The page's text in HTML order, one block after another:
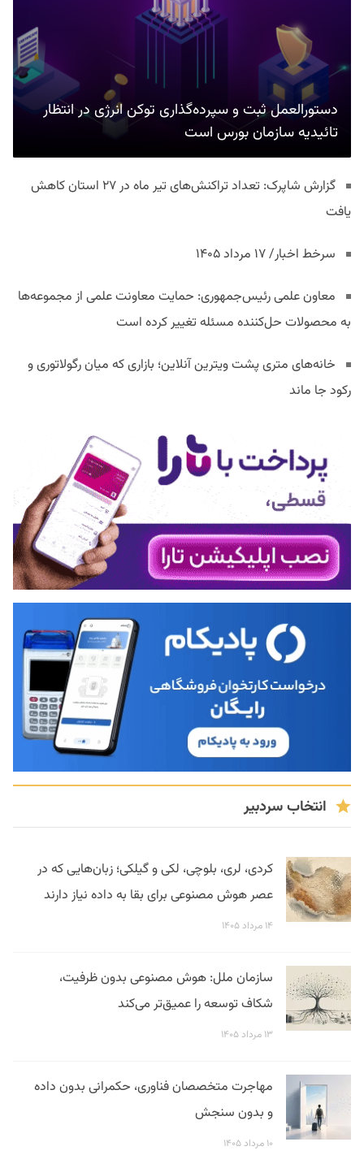
دستورالعمل ثبت و سپرده‌گذاری توکن انرژی در انتظار
تائیدیه سازمان بورس است
گزارش شاپرک: تعداد تراکنش‌های تیر ماه در ۲۷ استان‌ کاهش
یافت
سرخط اخبار/ ۱۷ مرداد ۱۴۰۵
معاون علمی رئیس‌جمهوری: حمایت معاونت علمی از مجموعه‌ها
به محصولات حل‌کننده مسئله تغییر کرده است
خانه‌های متری پشت ویترین آنلاین؛ بازاری که میان رگولاتوری و
رکود جا ماند
انتخاب سردبیر
کردی، لری، بلوچی، لکی و گیلکی؛ زبان‌هایی که در
عصر هوش مصنوعی برای بقا به داده نیاز دارند
۱۴ مرداد ۱۴۰۵
سازمان ملل: هوش مصنوعی بدون ظرفیت،
شکاف توسعه را عمیق‌تر می‌کند
۱۳ مرداد ۱۴۰۵
مهاجرت متخصصان فناوری، حکمرانی بدون داده
و بدون سنجش
۱۰ مرداد ۱۴۰۵